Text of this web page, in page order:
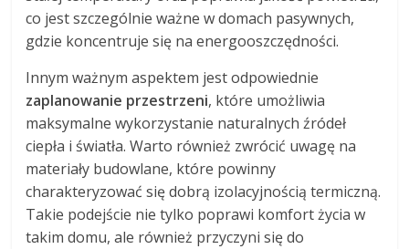
co jest szczególnie ważne w domach pasywnych,
gdzie koncentruje się na energooszczędności.
Innym ważnym aspektem jest odpowiednie
zaplanowanie przestrzeni, które umożliwia
maksymalne wykorzystanie naturalnych źródeł
ciepła i światła. Warto również zwrócić uwagę na
materiały budowlane, które powinny
charakteryzować się dobrą izolacyjnością termiczną.
Takie podejście nie tylko poprawi komfort życia w
takim domu, ale również przyczyni się do